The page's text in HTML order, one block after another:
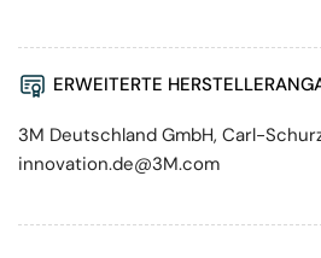
ERWEITERTE
3M Deutschland GmbH, Carl-
innovation.de@3M.com